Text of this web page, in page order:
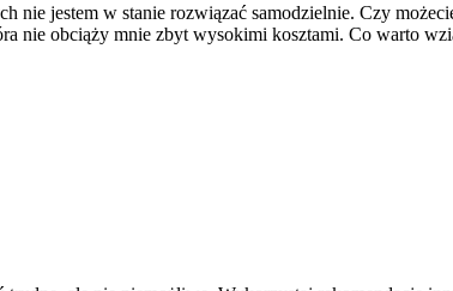
nie jestem w stanie rozwiązać samodzielnie. Czy
nie obciąży mnie zbyt wysokimi kosztami. Co warto